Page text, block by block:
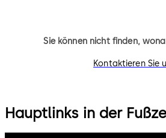
Sie können nicht finden,
Kontaktieren Sie
Hauptlinks in der